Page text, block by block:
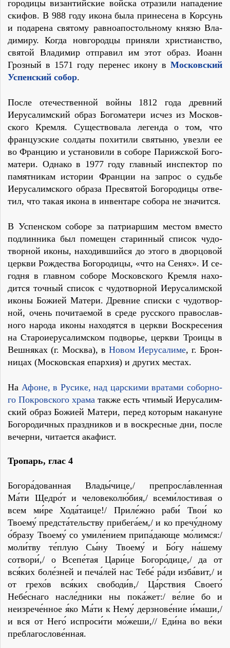
го­ро­ди­цы ви­зан­тий­ские вой­ска от­ра­зи­ли на­па­де­ние
ски­фов. В 988 го­ду ико­на бы­ла при­не­се­на в Кор­сунь
и по­да­ре­на свя­то­му рав­ноап­о­столь­но­му кня­зю Вла­
ди­ми­ру. Ко­гда нов­го­род­цы при­ня­ли хри­сти­ан­ство,
свя­той Вла­ди­мир от­пра­вил им этот об­раз. Иоанн
Гроз­ный в 1571 го­ду пе­ре­нес ико­ну в Мос­ков­ский
Успен­ский со­бор.
По­сле оте­че­ствен­ной вой­ны 1812 го­да древ­ний
Иеру­са­лим­ский об­раз Бо­го­ма­те­ри ис­чез из Мос­ков­
ско­го Крем­ля. Су­ще­ство­ва­ла ле­ген­да о том, что
фран­цуз­ские сол­да­ты по­хи­ти­ли свя­ты­ню, увез­ли ее
во Фран­цию и уста­но­ви­ли в со­бо­ре Па­риж­ской Бо­го­
ма­те­ри. Од­на­ко в 1977 го­ду глав­ный ин­спек­тор по
па­мят­ни­кам ис­то­рии Фран­ции на за­прос о судь­бе
Иеру­са­лим­ско­го об­ра­за Пре­свя­той Бо­го­ро­ди­цы от­ве­
тил, что та­кая ико­на в ин­вен­та­ре со­бо­ра не зна­чит­ся.
В Успен­ском со­бо­ре за пат­ри­ар­шим ме­стом вме­сто
под­лин­ни­ка был по­ме­щен ста­рин­ный спи­сок чу­до­
твор­ной ико­ны, на­хо­див­ший­ся до это­го в двор­цо­вой
церк­ви Рож­де­ства Бо­го­ро­ди­цы, «что на Се­нях». И се­
го­дня в глав­ном со­бо­ре Мос­ков­ско­го Крем­ля на­хо­
дит­ся точ­ный спи­сок с чу­до­твор­ной Иеру­са­лим­ской
ико­ны Бо­жи­ей Ма­те­ри. Древ­ние спис­ки с чу­до­твор­
ной, очень по­чи­та­е­мой в сре­де рус­ско­го пра­во­слав­
но­го на­ро­да ико­ны на­хо­дят­ся в церк­ви Вос­кре­се­ния
на Ста­ро­и­е­ру­са­лим­ском по­дво­рье, церк­ви Тро­и­цы в
Веш­ня­ках (г. Москва), в Но­вом Иеру­са­ли­ме, г. Брон­
ни­цах (Мос­ков­ская епар­хия) и дру­гих ме­стах.
На Афоне, в Ру­си­ке, над цар­ски­ми вра­та­ми со­бор­но­
го По­кров­ско­го хра­ма так­же есть чти­мый Иеру­са­лим­
ский об­раз Бо­жи­ей Ма­те­ри, пе­ред ко­то­рым на­ка­нуне
Бо­го­ро­дич­ных празд­ни­ков и в вос­крес­ные дни, по­сле
ве­чер­ни, чи­та­ет­ся ака­фист.
Тропарь, глас 4
Богора́дованная Влады́чице,/ препросла́вленная
Ма́ти Щедро́т и человеколю́бия,/ всеми́лостивая о
всем ми́ре Хода́таице!/ Приле́жно раби́ Твои́ ко
Твоему́ предста́тельству прибега́ем,/ и ко пречу́дному
о́бразу Твоему́ со умиле́нием припа́дающе мо́лимся:/
моли́тву те́плую Сы́ну Твоему́ и Бо́гу на́шему
сотвори́,/ о Всепе́тая Цари́це Богоро́дице,/ да от
вся́ких боле́зней и печа́лей нас Тебе́ ра́ди изба́вит,/ и
от грехо́в вся́ких свободи́в,/ Ца́рствия Своего́
Небе́снаго насле́дники ны пока́жет:/ ве́лие бо и
неизрече́нное я́ко Ма́ти к Нему́ дерзнове́ние и́маши,/
и вся от Него́ испроси́ти мо́жеши,// Еди́на во ве́ки
преблагослове́нная.